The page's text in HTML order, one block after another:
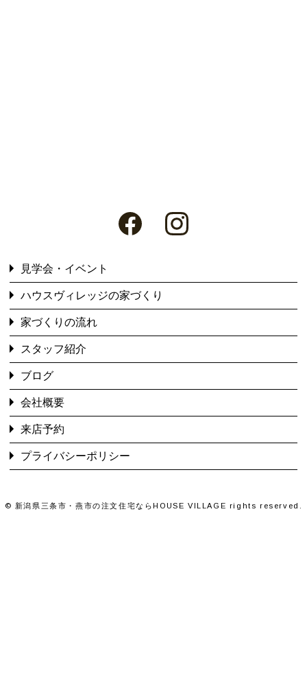
見学会・イベント
ハウスヴィレッジの家づくり
家づくりの流れ
スタッフ紹介
ブログ
会社概要
来店予約
プライバシーポリシー
© 新潟県三条市・燕市の注文住宅ならHOUSE VILLAGE rights reserved.